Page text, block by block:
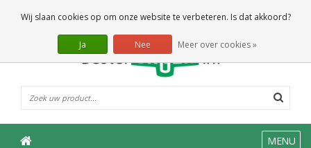
0 Artikelen
MENU
Wij slaan cookies op om onze website te verbeteren. Is dat akkoord?
Ja Nee Meer over cookies »